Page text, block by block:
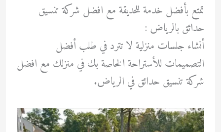
تمتع بأفضل خدمة للحديقة مع افضل شركة تنسيق
حدائق بالرياض :
أنشاء جلسات منزلية لا تترد في طلب أفضل
التصميمات للأستراحة الخاصة بك في منزلك مع افضل
شركة تنسيق حدائق في الرياض.